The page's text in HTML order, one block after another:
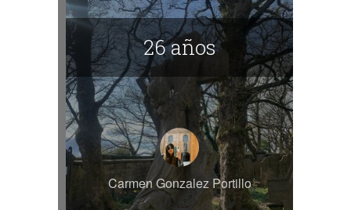
26 años
Carmen Gonzalez Portillo